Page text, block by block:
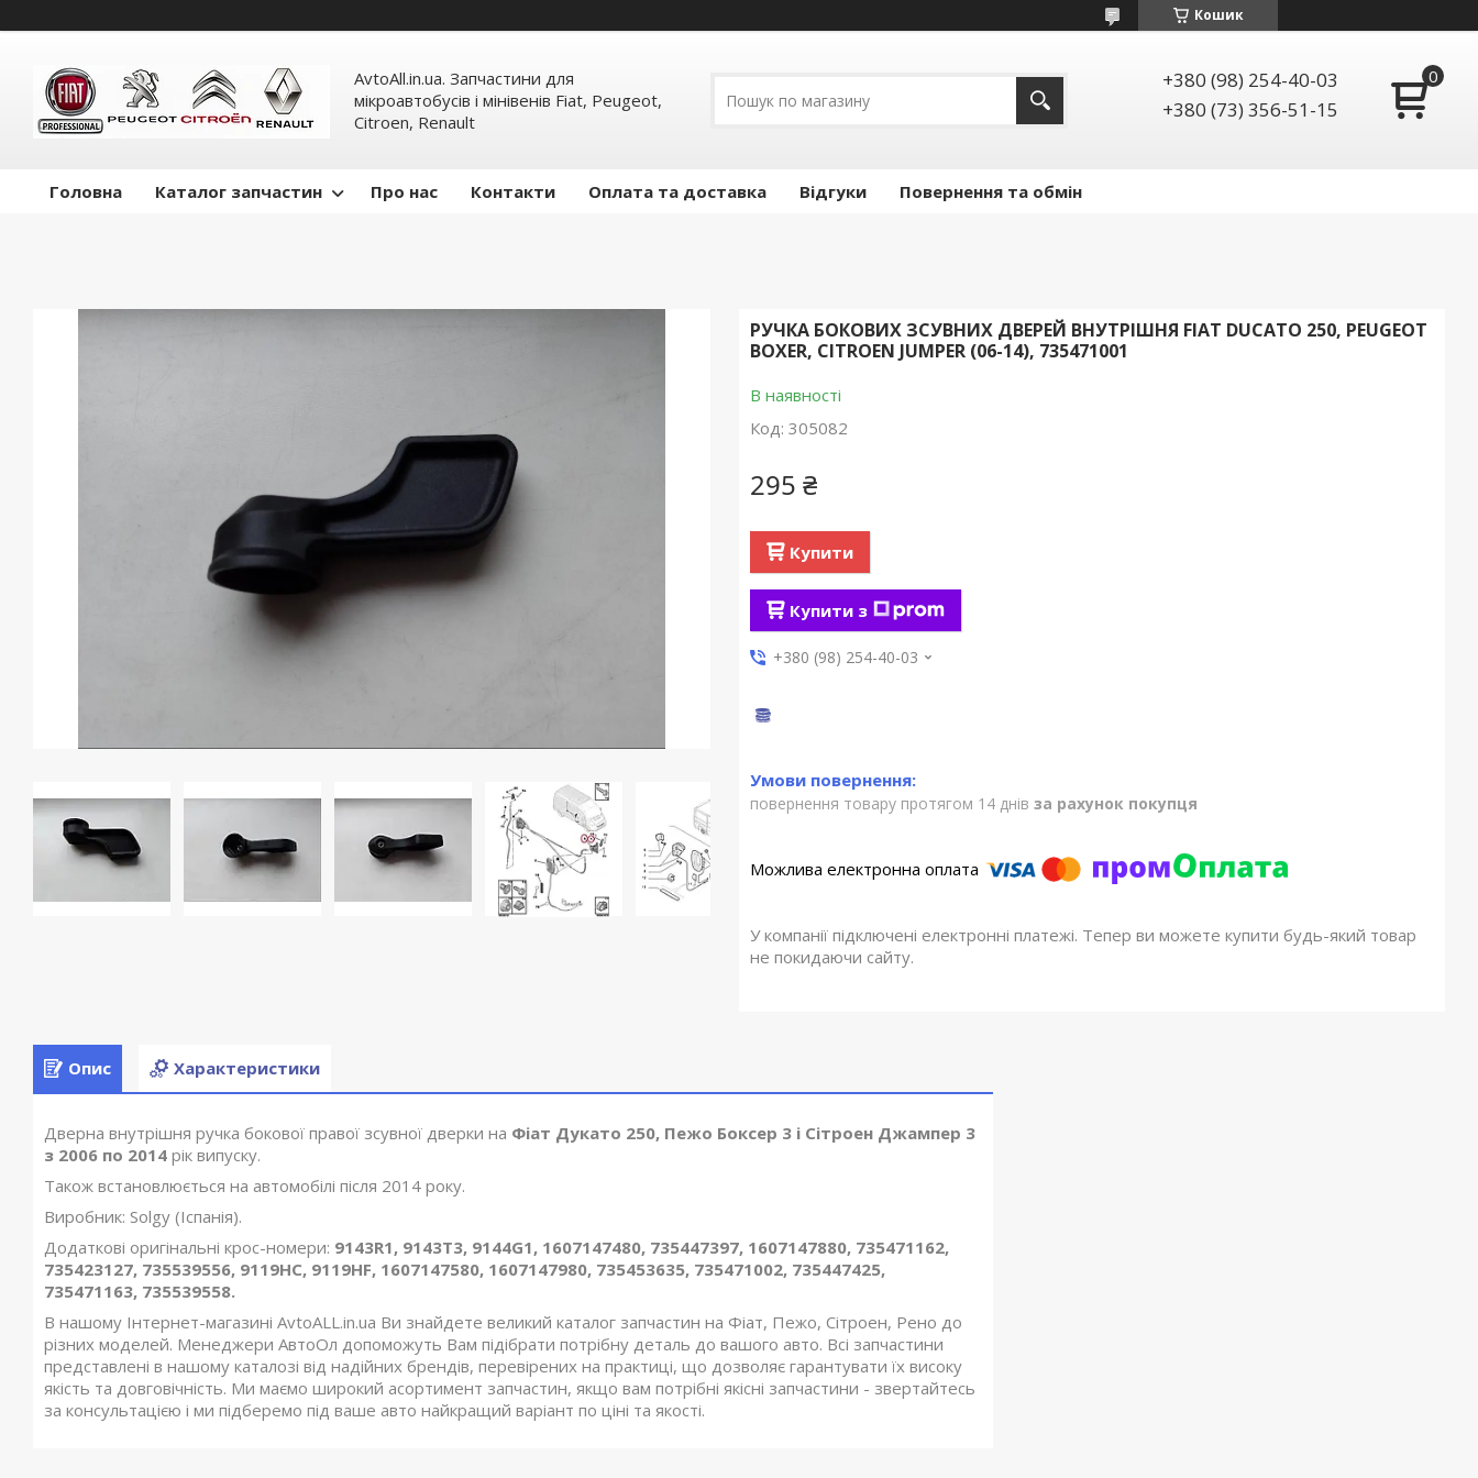
Кошик
AvtoAll.in.ua. Запчастини для
мікроавтобусів і мінівенів Fiat, Peugeot,
Citroen, Renault
+380 (98) 254-40-03
+380 (73) 356-51-15
Головна Каталог запчастин Про нас Контакти Оплата та доставка Відгуки Повернення та обмін
РУЧКА БОКОВИХ ЗСУВНИХ ДВЕРЕЙ ВНУТРІШНЯ FIAT DUCATO 250, PEUGEOT
BOXER, CITROEN JUMPER (06-14), 735471001
В наявності
Код: 305082
295 ₴
Купити
Купити з
+380 (98) 254-40-03
повернення товару протягом 14 днів за рахунок покупця
У компанії підключені електронні платежі. Тепер ви можете купити будь-який товар
не покидаючи сайту.
Опис Характеристики
Дверна внутрішня ручка бокової правої зсувної дверки на Фіат Дукато 250, Пежо Боксер 3 і Сітроен Джампер 3
з 2006 по 2014 рік випуску.
Також встановлюється на автомобілі після 2014 року.
Виробник: Solgy (Іспанія).
Додаткові оригінальні крос-номери: 9143R1, 9143T3, 9144G1, 1607147480, 735447397, 1607147880, 735471162,
735423127, 735539556, 9119HC, 9119HF, 1607147580, 1607147980, 735453635, 735471002, 735447425,
735471163, 735539558.
В нашому Інтернет-магазині AvtoALL.in.ua Ви знайдете великий каталог запчастин на Фіат, Пежо, Сітроен, Рено до
різних моделей. Менеджери АвтоОл допоможуть Вам підібрати потрібну деталь до вашого авто. Всі запчастини
представлені в нашому каталозі від надійних брендів, перевірених на практиці, що дозволяє гарантувати їх високу
якість та довговічність. Ми маємо широкий асортимент запчастин, якщо вам потрібні якісні запчастини - звертайтесь
за консультацією і ми підберемо під ваше авто найкращий варіант по ціні та якості.